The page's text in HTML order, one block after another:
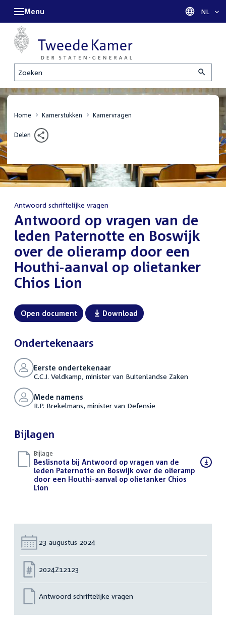
Zoeken
Menu Taal
NL
Home Kamerstukken Kamervragen
Delen
Antwoord schriftelijke vragen
Antwoord op vragen van de
leden Paternotte en Boswijk
over de olieramp door een
Houthi-aanval op olietanker
Chios Lion
Open document Download
Ondertekenaars
Eerste ondertekenaar
C.C.J. Veldkamp, minister van Buitenlandse Zaken
Mede namens
R.P. Brekelmans, minister van Defensie
Bijlagen
Bijlage
Download
bestand:
Beslisnota bij Antwoord op vragen van de
leden Paternotte en Boswijk over de olieramp
door een Houthi-aanval op olietanker Chios
Lion
Datum:
23 augustus 2024
Nummer:
2024Z12123
Antwoord schriftelijke vragen